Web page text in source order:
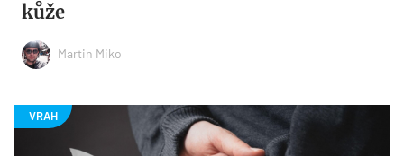
kůže
Martin Miko